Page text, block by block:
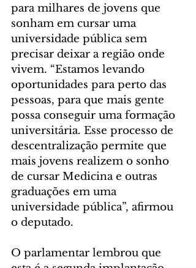
para milhares de jovens que
sonham em cursar uma
universidade pública sem
precisar deixar a região onde
vivem. “Estamos levando
oportunidades para perto das
pessoas, para que mais gente
possa conseguir uma formação
universitária. Esse processo de
descentralização permite que
mais jovens realizem o sonho
de cursar Medicina e outras
graduações em uma
universidade pública”, afirmou
o deputado.
O parlamentar lembrou que